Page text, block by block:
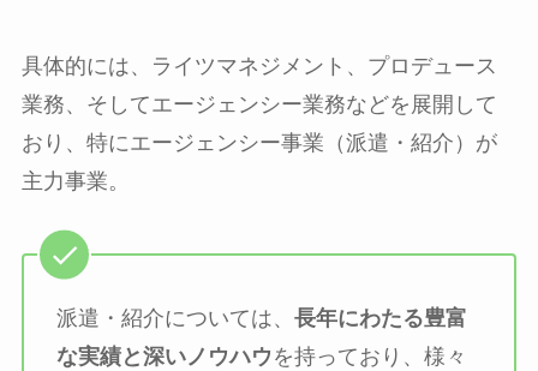
具体的には、ライツマネジメント、プロデュース
業務、そしてエージェンシー業務などを展開して
おり、特にエージェンシー事業（派遣・紹介）が
主力事業。
派遣・紹介については、 長年にわたる豊富
な実績と深いノウハウ を持っており、様々